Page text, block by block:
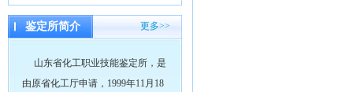
鉴定所简介 更多>>
山东省化工职业技能鉴定所，是
由原省化工厅申请，1999年11月18